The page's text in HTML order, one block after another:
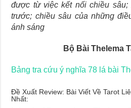
được từ việc kết nối chiều sâu;
trước; chiều sâu của những
ánh sáng
Bộ Bài Thelema
Bảng tra cứu ý nghĩa 78 lá bài
Đề Xuất Review: Bài Viết Về Tarot
Nhất: